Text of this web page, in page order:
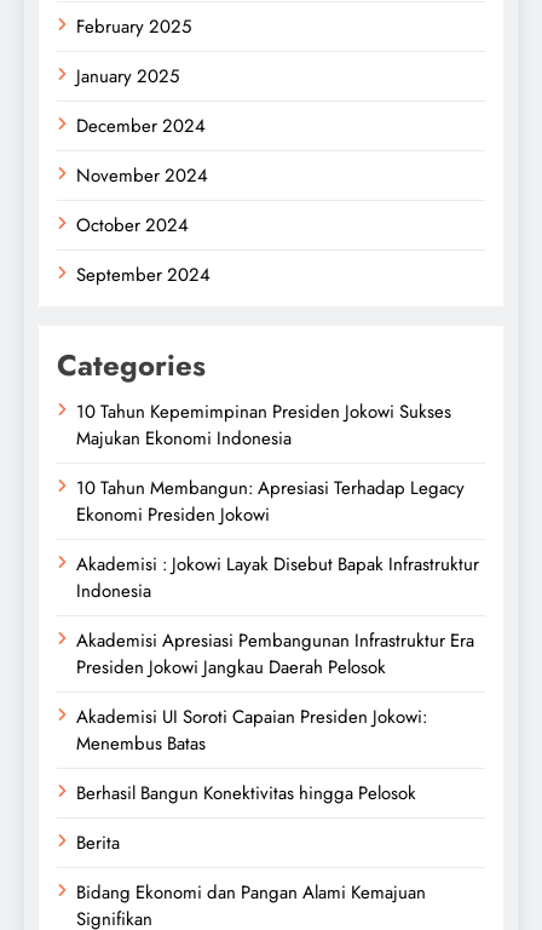
February 2025
January 2025
December 2024
November 2024
October 2024
September 2024
Categories
10 Tahun Kepemimpinan Presiden Jokowi Sukses
Majukan Ekonomi Indonesia
10 Tahun Membangun: Apresiasi Terhadap Legacy
Ekonomi Presiden Jokowi
Akademisi : Jokowi Layak Disebut Bapak Infrastruktur
Indonesia
Akademisi Apresiasi Pembangunan Infrastruktur Era
Presiden Jokowi Jangkau Daerah Pelosok
Akademisi UI Soroti Capaian Presiden Jokowi:
Menembus Batas
Berhasil Bangun Konektivitas hingga Pelosok
Berita
Bidang Ekonomi dan Pangan Alami Kemajuan
Signifikan